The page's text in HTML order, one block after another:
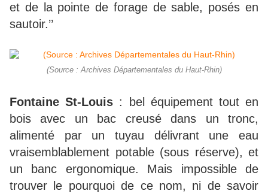
et de la pointe de forage de sable, posés en
sautoir.’’
(Source : Archives Départementales du Haut-Rhin)
Fontaine St-Louis : bel équipement tout en
bois avec un bac creusé dans un tronc,
alimenté par un tuyau délivrant une eau
vraisemblablement potable (sous réserve), et
un banc ergonomique. Mais impossible de
trouver le pourquoi de ce nom, ni de savoir